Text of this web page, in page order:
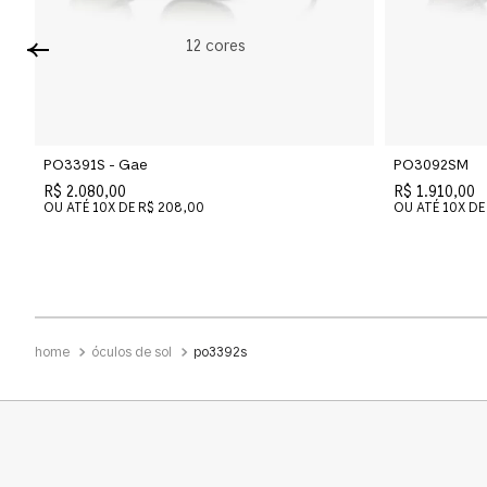
12 cores
PO3391S - Gae
R$ 2.080,00
OU ATÉ 10X DE R$ 208,00
PO3092SM
R$ 1.910,00
OU ATÉ 10X DE
óculos de sol po3392s